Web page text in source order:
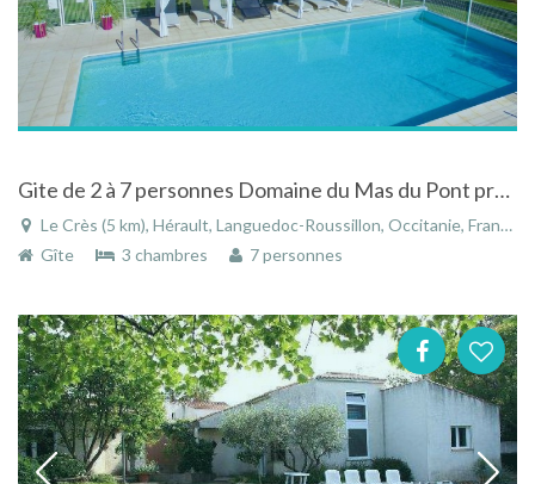
Gite de 2 à 7 personnes Domaine du Mas du Pont près de Montpellier avec WIFI
Le Crès (5 km), Hérault, Languedoc-Roussillon, Occitanie, France
Gîte
3 chambres 7 personnes